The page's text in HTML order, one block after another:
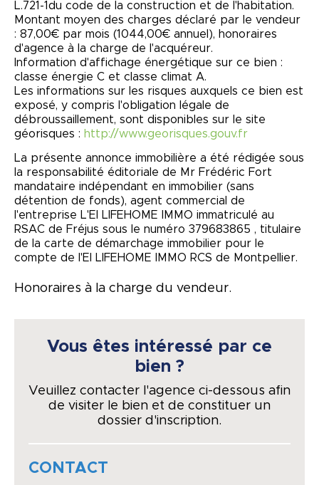
L.721-1du code de la construction et de l'habitation.
Montant moyen des charges déclaré par le vendeur
: 87,00€ par mois (1044,00€ annuel), honoraires
d'agence à la charge de l'acquéreur.
Information d'affichage énergétique sur ce bien :
classe énergie C et classe climat A.
Les informations sur les risques auxquels ce bien est
exposé, y compris l'obligation légale de
débroussaillement, sont disponibles sur le site
géorisques : http://www.georisques.gouv.fr
La présente annonce immobilière a été rédigée sous
la responsabilité éditoriale de Mr Frédéric Fort
mandataire indépendant en immobilier (sans
détention de fonds), agent commercial de
l'entreprise L'EI LIFEHOME IMMO immatriculé au
RSAC de Fréjus sous le numéro 379683865 , titulaire
de la carte de démarchage immobilier pour le
compte de l'EI LIFEHOME IMMO RCS de Montpellier.
Honoraires à la charge du vendeur.
Vous êtes intéressé par ce
bien ?
Veuillez contacter l'agence ci-dessous afin
de visiter le bien et de constituer un
dossier d'inscription.
CONTACT